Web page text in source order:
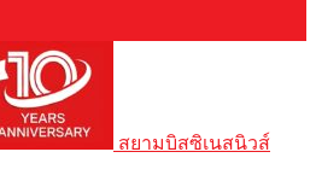
สยามบิสซิเนสนิวส์